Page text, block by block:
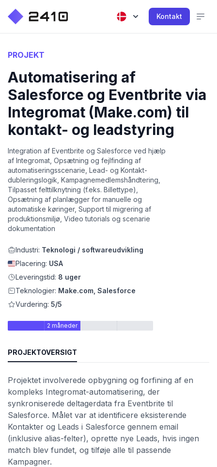
Kontakt
PROJEKT
Automatisering af
Salesforce og Eventbrite via
Integromat (Make.com) til
kontakt- og leadstyring
Integration af Eventbrite og Salesforce ved hjælp
af Integromat, Opsætning og fejlfinding af
automatiseringsscenarie, Lead- og Kontakt-
dubleringslogik, Kampagnemedlemshåndtering,
Tilpasset felttilknytning (f.eks. Billettype),
Opsætning af planlægger for manuelle og
automatiske køringer, Support til migrering af
produktionsmiljø, Video tutorials og scenarie
dokumentation
Industri: Teknologi / softwareudvikling
Placering: USA
Leveringstid: 8 uger
Teknologier: Make.com, Salesforce
Vurdering: 5/5
2 måneder
PROJEKTOVERSIGT
Projektet involverede opbygning og forfining af en
kompleks Integromat-automatisering, der
synkroniserede deltagerdata fra Eventbrite til
Salesforce. Målet var at identificere eksisterende
Kontakter og Leads i Salesforce gennem email
(inklusive alias-felter), oprette nye Leads, hvis ingen
match blev fundet, og tilføje alle til passende
Kampagner.